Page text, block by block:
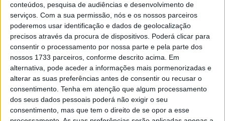
conteúdos, pesquisa de audiências e desenvolvimento de
serviços. Com a sua permissão, nós e os nossos parceiros
poderemos usar identificação e dados de geolocalização
precisos através da procura de dispositivos. Poderá clicar para
consentir o processamento por nossa parte e pela parte dos
nossos 1733 parceiros, conforme descrito acima. Em
alternativa, pode aceder a informações mais pormenorizadas e
alterar as suas preferências antes de consentir ou recusar o
consentimento. Tenha em atenção que algum processamento
dos seus dados pessoais poderá não exigir o seu
consentimento, mas que tem o direito de se opor a esse
A R20 é uma moto que impressiona com uma aparência
poderosa num estilo casual de gentleman, preenche os